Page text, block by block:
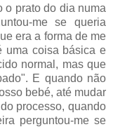
o prato do dia numa
me se queria
era a forma de me
uma coisa básica e
normal, mas que
E quando não
bebé, até mudar
processo, quando
perguntou-me se